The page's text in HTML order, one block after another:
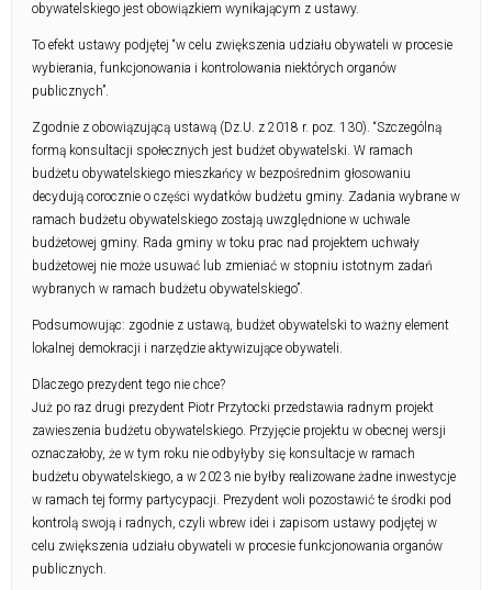
obywatelskiego jest obowiązkiem wynikającym z ustawy.
To efekt ustawy podjętej “w celu zwiększenia udziału obywateli w procesie
wybierania, funkcjonowania i kontrolowania niektórych organów
publicznych”.
Zgodnie z obowiązującą ustawą (Dz.U. z 2018 r. poz. 130). “Szczególną
formą konsultacji społecznych jest budżet obywatelski. W ramach
budżetu obywatelskiego mieszkańcy w bezpośrednim głosowaniu
decydują corocznie o części wydatków budżetu gminy. Zadania wybrane w
ramach budżetu obywatelskiego zostają uwzględnione w uchwale
budżetowej gminy. Rada gminy w toku prac nad projektem uchwały
budżetowej nie może usuwać lub zmieniać w stopniu istotnym zadań
wybranych w ramach budżetu obywatelskiego”.
Podsumowując: zgodnie z ustawą, budżet obywatelski to ważny element
lokalnej demokracji i narzędzie aktywizujące obywateli.
Dlaczego prezydent tego nie chce?
Już po raz drugi prezydent Piotr Przytocki przedstawia radnym projekt
zawieszenia budżetu obywatelskiego. Przyjęcie projektu w obecnej wersji
oznaczałoby, że w tym roku nie odbyłyby się konsultacje w ramach
budżetu obywatelskiego, a w 2023 nie byłby realizowane żadne inwestycje
w ramach tej formy partycypacji. Prezydent woli pozostawić te środki pod
kontrolą swoją i radnych, czyli wbrew idei i zapisom ustawy podjętej w
celu zwiększenia udziału obywateli w procesie funkcjonowania organów
publicznych.